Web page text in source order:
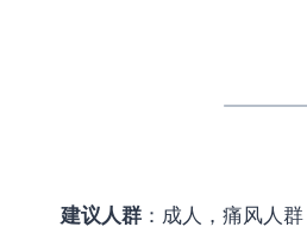
建议人群 ：成人，痛风人